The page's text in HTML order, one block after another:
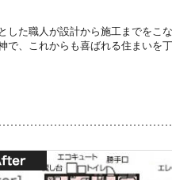
した職人が設計から施工までをこ
、これからも喜ばれる住まいを